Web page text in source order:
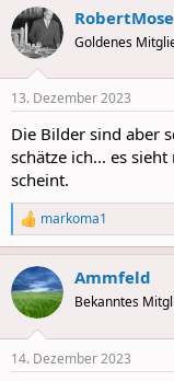
c
t
i
s
Goldenes
13. Dezember 2023
Die Bilder sind aber
schätze ich... es
scheint.
R
e
a
c
t
i
s
markoma1
Ammfeld
Bekanntes
14. Dezember 2023